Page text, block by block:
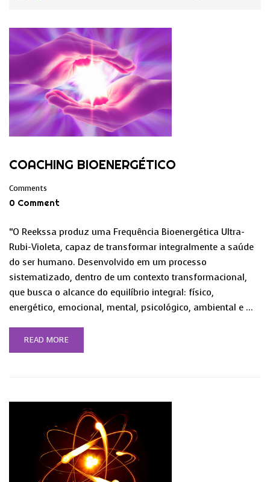
COACHING BIOENERGÉTICO
Comments
0 Comment
“O Reekssa produz uma Frequência Bioenergética Ultra-
Rubi-Violeta, capaz de transformar integralmente a saúde
do ser humano. Desenvolvido em um processo
sistematizado, dentro de um contexto transformacional,
que busca o alcance do equilíbrio integral: físico,
energético, emocional, mental, psicológico, ambiental e …
READ MORE